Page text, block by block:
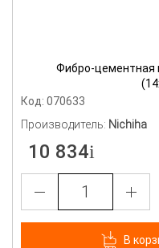
Фибро-цементная
Код: 070633
Производитель: Nichiha
10 834
В